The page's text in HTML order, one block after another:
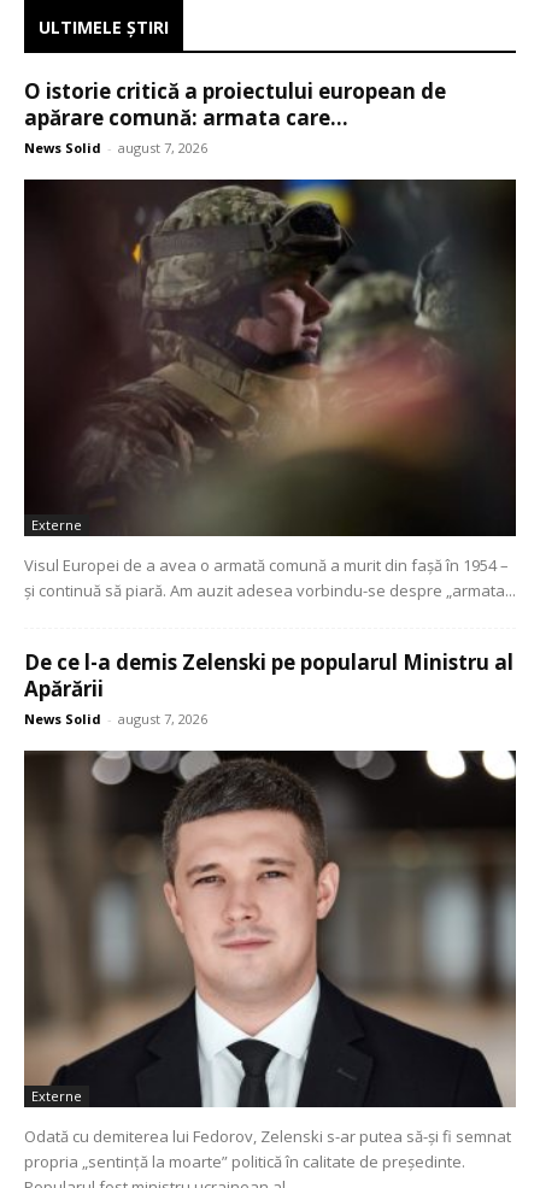
ULTIMELE ŞTIRI
O istorie critică a proiectului european de
apărare comună: armata care...
News Solid - august 7, 2026
Externe
Visul Europei de a avea o armată comună a murit din fașă în 1954 –
și continuă să piară. Am auzit adesea vorbindu-se despre „armata...
De ce l-a demis Zelenski pe popularul Ministru al
Apărării
News Solid - august 7, 2026
Externe
Odată cu demiterea lui Fedorov, Zelenski s-ar putea să-și fi semnat
propria „sentință la moarte” politică în calitate de președinte.